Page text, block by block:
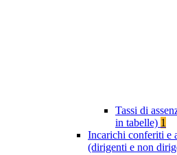
Tassi di
in tabelle) 1
Incarichi conferiti e
(dirigenti e non